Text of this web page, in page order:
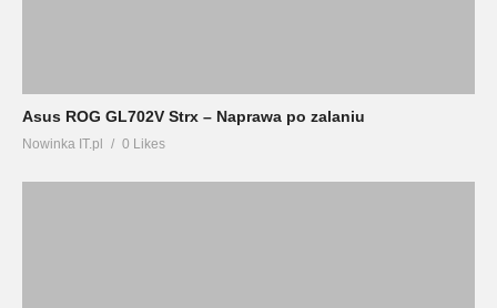
Asus ROG GL702V Strx – Naprawa po zalaniu
Nowinka IT.pl 0 Likes